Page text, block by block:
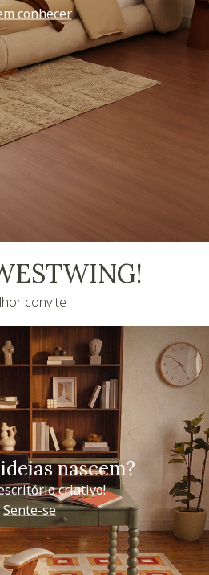
conhecer
convite
nascem?
criativo!
Sente-se